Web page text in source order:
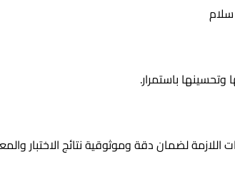
سلام
باستمرار.
لضمان دقة وموثوقية نتائج الاختبار